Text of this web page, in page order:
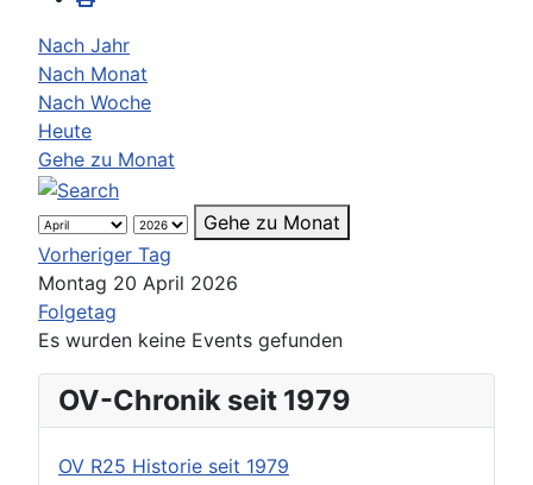
OV-Chronik seit 1979
OV R25 Historie seit 1979
Nach Jahr
Nach Monat
Nach Woche
Heute
Gehe zu Monat
Gehe zu Monat
Vorheriger Tag
Montag 20 April 2026
Folgetag
Es wurden keine Events gefunden